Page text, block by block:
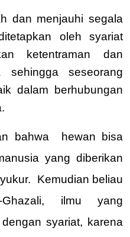
dan menjauhi segala
oleh syariat
ketentraman dan
sehingga seseorang
dalam berhubungan
bahwa  hewan bisa
yang diberikan
Kemudian beliau
ilmu yang
syariat, karena